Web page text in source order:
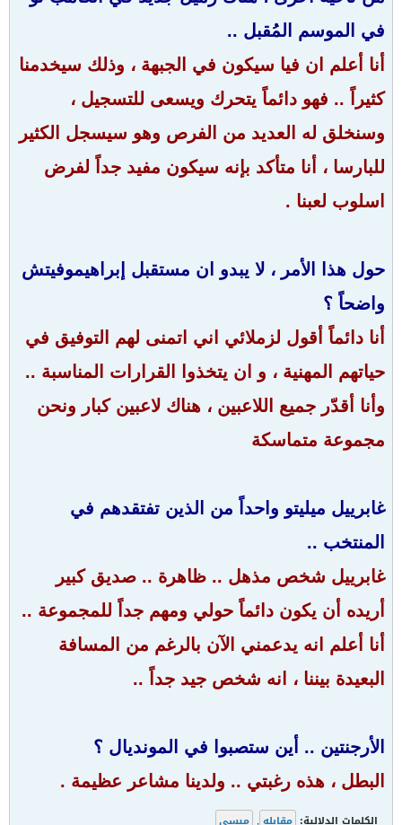
في الموسم المُقبل ..
أنا أعلم ان فيا سيكون في الجبهة ، وذلك سيخدمنا
كثيراً .. فهو دائماً يتحرك ويسعى للتسجيل ،
وسنخلق له العديد من الفرص وهو سيسجل الكثير
للبارسا ، أنا متأكد بإنه سيكون مفيد جداً لفرض
اسلوب لعبنا .
حول هذا الأمر ، لا يبدو ان مستقبل إبراهيموفيتش
واضحاً ؟
أنا دائماً أقول لزملائي اني اتمنى لهم التوفيق في
حياتهم المهنية ، و ان يتخذوا القرارات المناسبة ..
وأنا أقدّر جميع اللاعبين ، هناك لاعبين كبار ونحن
مجموعة متماسكة
غابرييل ميليتو واحداً من الذين تفتقدهم في
المنتخب ..
غابرييل شخص مذهل .. ظاهرة .. صديق كبير
أريده أن يكون دائماً حولي ومهم جداً للمجموعة ..
أنا أعلم انه يدعمني الآن بالرغم من المسافة
البعيدة بيننا ، انه شخص جيد جداً ..
الأرجنتين .. أين ستصبوا في المونديال ؟
البطل ، هذه رغبتي .. ولدينا مشاعر عظيمة .
الكلمات الدلالية: مقابله , ميسي